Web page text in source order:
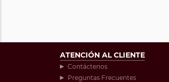
ATENCIÓN AL CLIENTE
Contáctenos
Preguntas Frecuentes